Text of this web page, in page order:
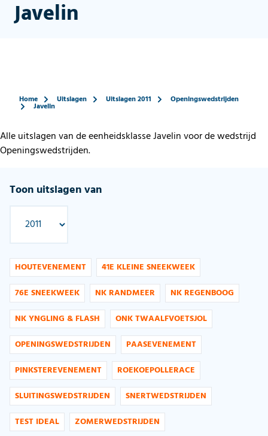
Javelin
Home Uitslagen Uitslagen 2011 Openingswedstrijden
Javelin
Alle uitslagen van de eenheidsklasse Javelin voor de wedstrijd
Openingswedstrijden.
Toon uitslagen van
HOUTEVENEMENT
41E KLEINE SNEEKWEEK
76E SNEEKWEEK
NK RANDMEER
NK REGENBOOG
NK YNGLING & FLASH
ONK TWAALFVOETSJOL
OPENINGSWEDSTRIJDEN
PAASEVENEMENT
PINKSTEREVENEMENT
ROEKOEPOLLERACE
SLUITINGSWEDSTRIJDEN
SNERTWEDSTRIJDEN
TEST IDEAL
ZOMERWEDSTRIJDEN